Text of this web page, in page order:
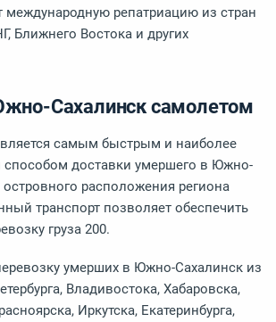
международную репатриацию из стран
Ближнего Востока и других
Сахалинск самолетом
самым быстрым и наиболее
доставки умершего в Южно-
расположения региона
транспорт позволяет обеспечить
груза 200.
умерших в Южно-Сахалинск из
Владивостока, Хабаровска,
Иркутска, Екатеринбурга,